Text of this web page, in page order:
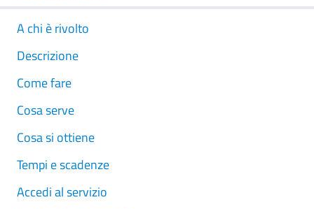
A chi è rivolto
Descrizione
Come fare
Cosa serve
Cosa si ottiene
Tempi e scadenze
Accedi al servizio